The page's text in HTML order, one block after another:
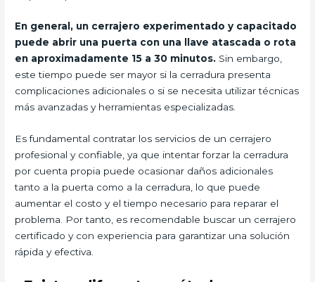
En general, un cerrajero experimentado y capacitado
puede abrir una puerta con una llave atascada o rota
en aproximadamente 15 a 30 minutos. Sin embargo,
este tiempo puede ser mayor si la cerradura presenta
complicaciones adicionales o si se necesita utilizar técnicas
más avanzadas y herramientas especializadas.
Es fundamental contratar los servicios de un cerrajero
profesional y confiable, ya que intentar forzar la cerradura
por cuenta propia puede ocasionar daños adicionales
tanto a la puerta como a la cerradura, lo que puede
aumentar el costo y el tiempo necesario para reparar el
problema. Por tanto, es recomendable buscar un cerrajero
certificado y con experiencia para garantizar una solución
rápida y efectiva.